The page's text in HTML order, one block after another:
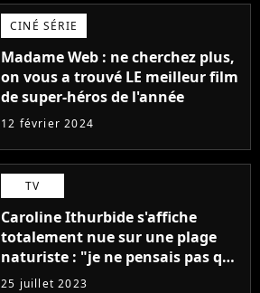
CINÉ SÉRIE
Madame Web : ne cherchez plus,
on vous a trouvé LE meilleur film
de super-héros de l'année
12 février 2024
TV
Caroline Ithurbide s'affiche
totalement nue sur une plage
naturiste : "je ne pensais pas que
j'arriverais à le faire..."
25 juillet 2023